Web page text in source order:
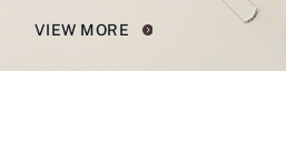
VIEW MORE